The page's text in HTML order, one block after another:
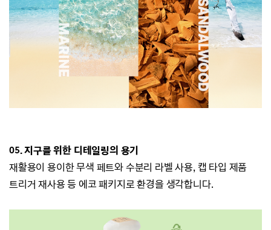
05.지구를 위한 디테일링의 용기
재활용이 용이한 무색 페트와 수분리 라벨 사용, 캡 타입 제품
트리거 재사용 등 에코 패키지로 환경을 생각합니다.